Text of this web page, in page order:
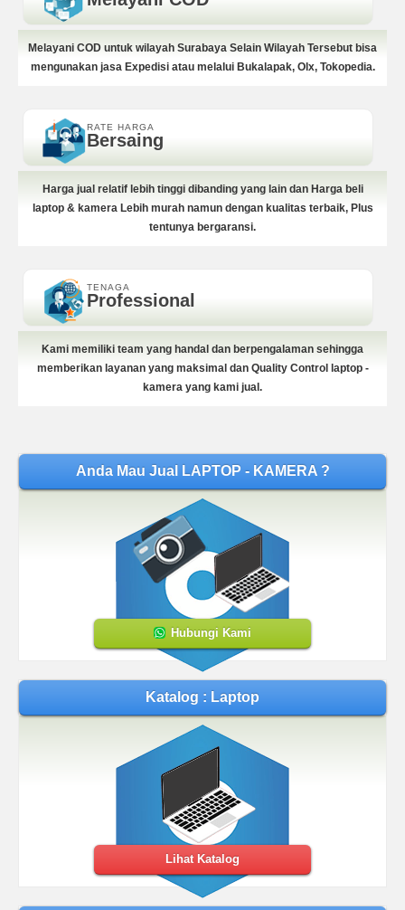
Melayani COD untuk wilayah Surabaya Selain Wilayah Tersebut bisa
mengunakan jasa Expedisi atau melalui Bukalapak, Olx, Tokopedia.
RATE HARGA
Bersaing
Harga jual relatif lebih tinggi dibanding yang lain dan Harga beli
laptop & kamera Lebih murah namun dengan kualitas terbaik, Plus
tentunya bergaransi.
TENAGA
Professional
Kami memiliki team yang handal dan berpengalaman sehingga
memberikan layanan yang maksimal dan Quality Control laptop -
kamera yang kami jual.
Anda Mau Jual LAPTOP - KAMERA ?
Hubungi Kami
Katalog : Laptop
Lihat Katalog